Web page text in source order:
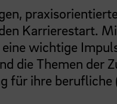
Karrierestart.
wichtige
die Themen der
für ihre